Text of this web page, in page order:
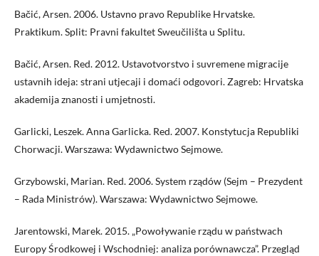
Bačić, Arsen. 2006. Ustavno pravo Republike Hrvatske.
Praktikum. Split: Pravni fakultet Sweučilišta u Splitu.
Bačić, Arsen. Red. 2012. Ustavotvorstvo i suvremene migracije
ustavnih ideja: strani utjecaji i domaći odgovori. Zagreb: Hrvatska
akademija znanosti i umjetnosti.
Garlicki, Leszek. Anna Garlicka. Red. 2007. Konstytucja Republiki
Chorwacji. Warszawa: Wydawnictwo Sejmowe.
Grzybowski, Marian. Red. 2006. System rządów (Sejm – Prezydent
– Rada Ministrów). Warszawa: Wydawnictwo Sejmowe.
Jarentowski, Marek. 2015. „Powoływanie rządu w państwach
Europy Środkowej i Wschodniej: analiza porównawcza”. Przegląd